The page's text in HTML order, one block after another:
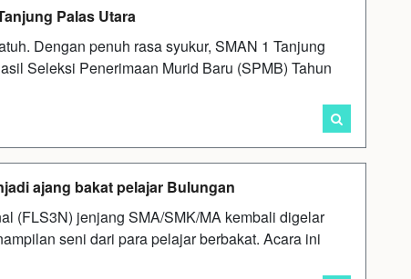
Palas Utara
Dengan penuh rasa syukur, SMAN 1 Tanjung
Seleksi Penerimaan Murid Baru (SPMB) Tahun
ajang bakat pelajar Bulungan
(FLS3N) jenjang SMA/SMK/MA kembali digelar
seni dari para pelajar berbakat. Acara ini